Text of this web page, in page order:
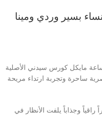
بسير وردي ومينا
ساعة مايكل كورس سيدني الأصلية
ساحرة وتجربة ارتداء مريحة
وجذاباً يلفت الأنظار في